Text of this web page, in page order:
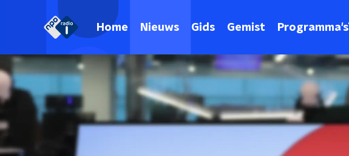
Home Nieuws Gids Gemist Programma's